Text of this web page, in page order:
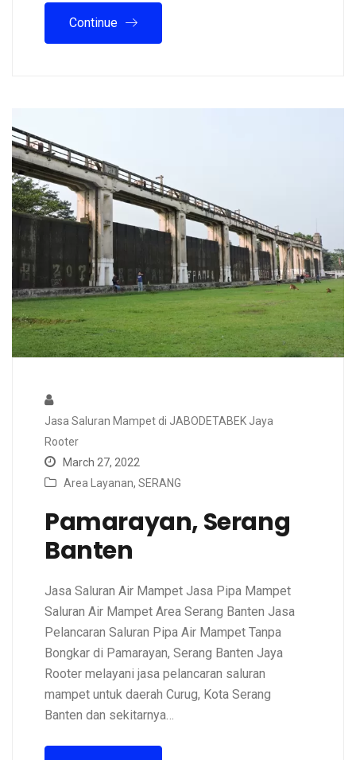
Continue
Jasa Saluran Mampet di JABODETABEK Jaya
Rooter
March 27, 2022
Area Layanan, SERANG
Pamarayan, Serang
Banten
Jasa Saluran Air Mampet Jasa Pipa Mampet
Saluran Air Mampet Area Serang Banten Jasa
Pelancaran Saluran Pipa Air Mampet Tanpa
Bongkar di Pamarayan, Serang Banten Jaya
Rooter melayani jasa pelancaran saluran
mampet untuk daerah Curug, Kota Serang
Banten dan sekitarnya…